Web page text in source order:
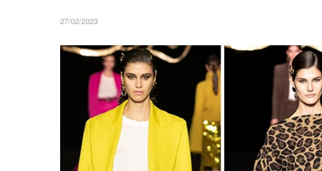
27/02/2023